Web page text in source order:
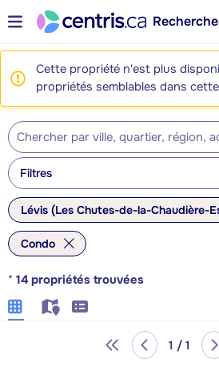
Cette propriété n'est plus
propriétés semblables dans
Filtres
Lévis (Les Chutes-de-la-Chaudière-
Condo
* 14 propriétés trouvées
1 / 1